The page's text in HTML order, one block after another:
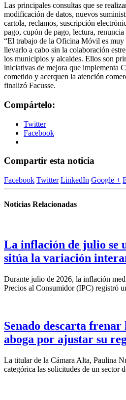
Las principales consultas que se
modificación de datos, nuevos
cartola, reclamos, suscripción
pago, cupón de pago, lectura, renuncia
“El trabajo de la Oficina Móvil es muy
llevarlo a cabo sin la colaboración
los municipios y alcaldes. Ellos son
iniciativas de mejora que implementa
cometido y acerquen la atención
finalizó Facusse.
Compártelo:
Twitter
Facebook
Compartir esta noticia
Facebook Twitter LinkedIn Google +
Noticias Relacionadas
La inflación de julio se
sitúa la variación
Durante julio de 2026, la inflación
Precios al Consumidor (IPC) registró
Senado descarta
aboga por ajustar su
La titular de la Cámara Alta, Paulina
categórica las solicitudes de un sector